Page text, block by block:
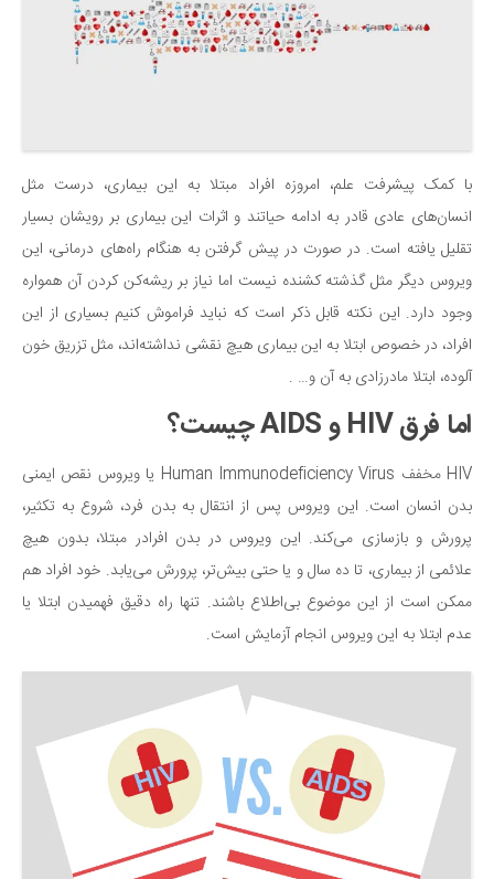
با کمک پیشرفت علم، امروزه افراد مبتلا به این بیماری، درست مثل
انسان‌های عادی قادر به ادامه حیاتند و اثرات این بیماری بر رویشان بسیار
تقلیل یافته است. در صورت در پیش گرفتن به هنگام راه‌های درمانی، این
ویروس دیگر مثل گذشته کشنده نیست اما نیاز بر ریشه‌کن کردن آن همواره
وجود دارد. این نکته قابل ذکر است که نباید فراموش کنیم بسیاری از این
افراد، در خصوص ابتلا به این بیماری هیچ نقشی نداشته‌اند، مثل تزریق خون
آلوده، ابتلا مادرزادی به آن و… .
اما فرق HIV و AIDS چیست؟
HIV مخفف Human Immunodeficiency Virus یا ویروس نقص ایمنی
بدن انسان است. این ویروس پس از انتقال به بدن فرد، شروع به تکثیر،
پرورش و بازسازی می‌کند. این ویروس در بدن افرادر مبتلا، بدون هیچ
علائمی از بیماری، تا ده سال و یا حتی بیش‌تر، پرورش می‌یابد. خود افراد هم
ممکن است از این موضوع بی‌اطلاع باشند. تنها راه دقیق فهمیدن ابتلا یا
عدم ابتلا به این ویروس انجام آزمایش است.